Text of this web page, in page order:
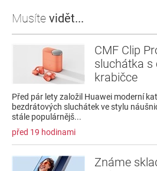
Musíte vidět...
CMF Clip
sluchátka s
krabičce
Před pár lety založil Huawei moderní
bezdrátových sluchátek ve stylu
stále populárnějš...
před 19 hodinami
Známe